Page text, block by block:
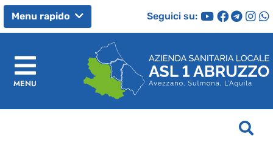
Menu rapido Seguici su:
MENU